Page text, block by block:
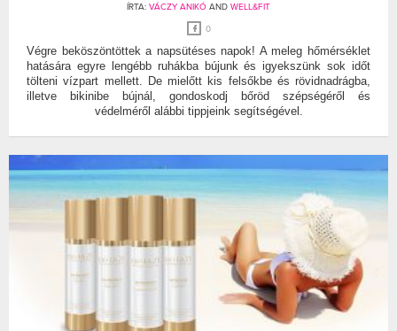
ÍRTA: VÁCZY ANIKÓ AND WELL&FIT
0
Végre beköszöntöttek a napsütéses napok! A meleg hőmérséklet
hatására egyre lengébb ruhákba bújunk és igyekszünk sok időt
tölteni vízpart mellett. De mielőtt kis felsőkbe és rövidnadrágba,
illetve bikinibe bújnál, gondoskodj bőröd szépségéről és
védelméről alábbi tippjeink segítségével.